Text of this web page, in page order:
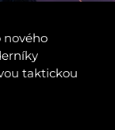
nového
taktickou